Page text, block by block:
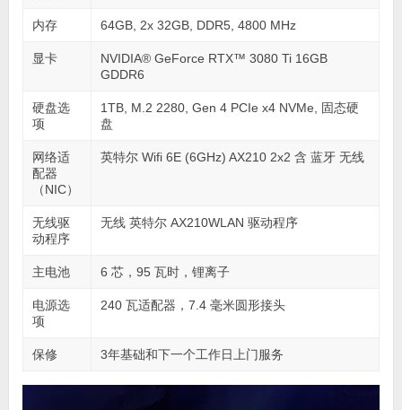
内存 64GB, 2x 32GB, DDR5, 4800 MHz
显卡
NVIDIA® GeForce RTX™ 3080 Ti 16GB
GDDR6
硬盘选
项
1TB, M.2 2280, Gen 4 PCIe x4 NVMe, 固态硬
盘
网络适
配器
（NIC）
英特尔 Wifi 6E (6GHz) AX210 2x2 含 蓝牙 无线
无线驱
动程序
无线 英特尔 AX210WLAN 驱动程序
主电池 6 芯，95 瓦时，锂离子
电源选
项
240 瓦适配器，7.4 毫米圆形接头
保修 3年基础和下一个工作日上门服务